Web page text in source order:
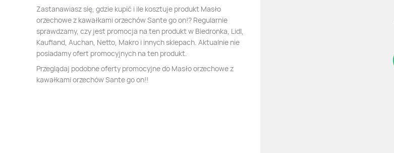
Zastanawiasz się, gdzie kupić i ile kosztuje produkt Masło
orzechowe z kawałkami orzechów Sante go on!? Regularnie
sprawdzamy, czy jest promocja na ten produkt w Biedronka, Lidl,
Kaufland, Auchan, Netto, Makro i innych sklepach. Aktualnie nie
posiadamy ofert promocyjnych na ten produkt.
Przeglądaj podobne oferty promocyjne do Masło orzechowe z
kawałkami orzechów Sante go on!!